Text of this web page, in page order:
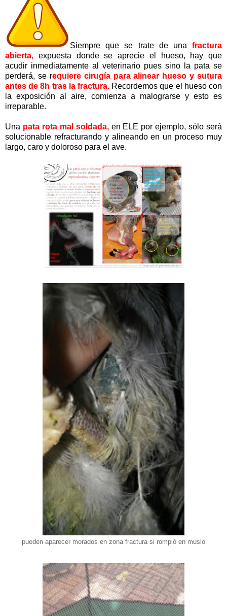
Siempre que se trate de una fractura
abierta, expuesta donde se aprecie el hueso, hay que
acudir inmediatamente al veterinario pues sino la pata se
perderá, se requiere cirugía para alinear hueso y sutura
antes de 8h tras la fractura. Recordemos que el hueso con
la exposición al aire, comienza a malograrse y esto es
irreparable.
Una pata rota mal soldada,en ELE por ejemplo, sólo será
solucionable refracturando y alineando en un proceso muy
largo, caro y doloroso para el ave.
pueden aparecer morados en zona fractura si rompió en muslo